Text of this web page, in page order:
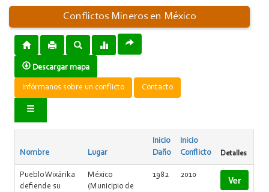
Conflictos Mineros en México
Descargar mapa
Infórmanos sobre un conflicto Contacto
Nombre Lugar
Inicio
Daño
Inicio
Conflicto
Detalles
Pueblo Wixárika
defiende su
México
(Municipio de
1982 2010 Ver